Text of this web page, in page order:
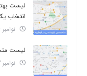
لیست
انتخاب
نوامبر 4, 2024
لیست
نوامبر 3, 2024